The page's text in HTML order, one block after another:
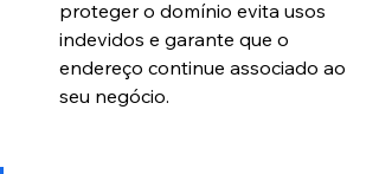
proteger o domínio evita usos
indevidos e garante que o
endereço continue associado ao
seu negócio.